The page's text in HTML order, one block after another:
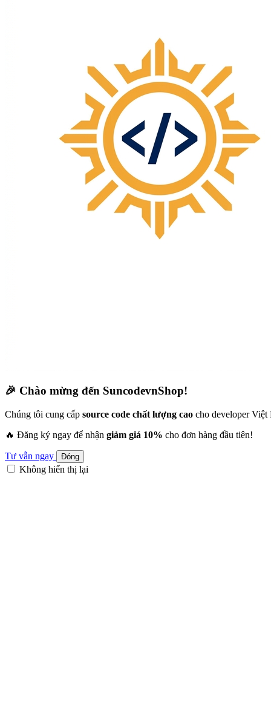
🎉 Chào mừng đến SuncodevnShop!
Chúng tôi cung cấp source code chất lượng cao cho developer Việt
🔥 Đăng ký ngay để nhận giảm giá 10% cho đơn hàng đầu tiên!
Tư vẫn ngay Đóng
Không hiển thị lại